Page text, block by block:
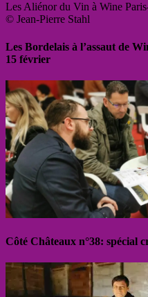
Les Aliénor du Vin à Wine
© Jean-Pierre Stahl
Les Bordelais à l’assaut de
15 février
Côté Châteaux n°38: spécial